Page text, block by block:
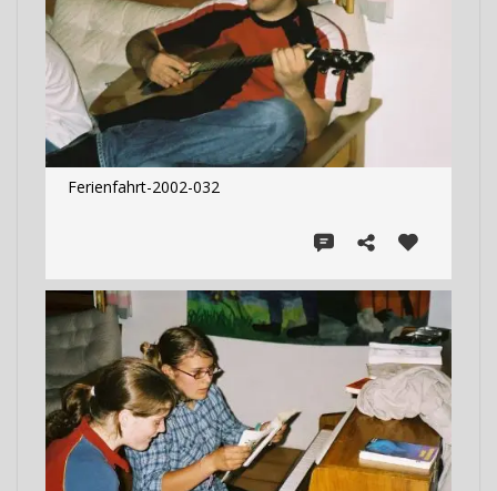
Ferienfahrt-2002-032